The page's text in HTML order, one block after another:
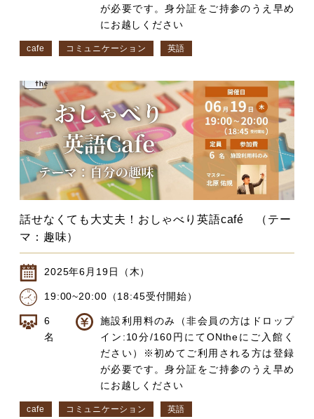
が必要です。身分証をご持参のうえ早め
にお越しください
cafe コミュニケーション 英語
話せなくても大丈夫！おしゃべり英語café （テー
マ：趣味）
2025年6月19日（木）
19:00~20:00（18:45受付開始）
6
名
施設利用料のみ（非会員の方はドロップ
イン:10分/160円にてONtheにご入館く
ださい）※初めてご利用される方は登録
が必要です。身分証をご持参のうえ早め
にお越しください
cafe コミュニケーション 英語